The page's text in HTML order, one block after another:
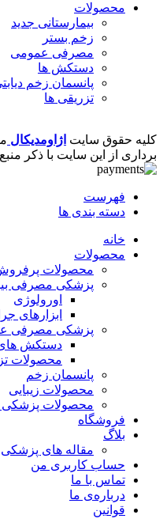
محصولات
بیمارستانی جدید
زخم بستر
مصرفی عمومی
دستکش ها
پانسمان زخم
تزریقی ها
کلیه حقوق سایت اژاومدیکال
برداری از این سایت با ذکر
فهرست
دسته بندی ها
خانه
محصولات
محصولات
پزشکی مصرفی
اورولوژی
ابزارهای
پزشکی مصرفی
دستکش
محصولات
پانسمان زخم
محصولات زیبایی
محصولات پزشکی
فروشگاه
بلاگ
مقاله های پزشکی
حساب کاربری من
تماس با ما
درباره‌ی ما
قوانین